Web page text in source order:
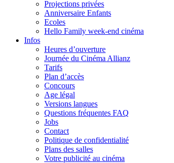
Projections privées
Anniversaire Enfants
Ecoles
Hello Family week-end cinéma
Infos
Heures d’ouverture
Journée du Cinéma Allianz
Tarifs
Plan d’accès
Concours
Age légal
Versions langues
Questions fréquentes FAQ
Jobs
Contact
Politique de confidentialité
Plans des salles
Votre publicité au cinéma